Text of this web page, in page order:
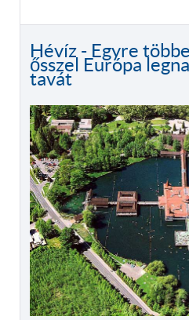
Hévíz - Egyre
ősszel Európa
tavát